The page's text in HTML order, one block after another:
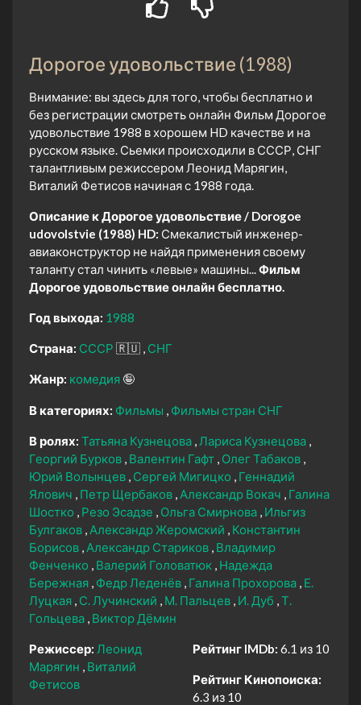
Дорогое удовольствие (1988)
Внимание: вы здесь для того, чтобы бесплатно и
без регистрации смотреть онлайн Фильм Дорогое
удовольствие 1988 в хорошем HD качестве и на
русском языке. Сьемки происходили в СССР, СНГ
талантливым режиссером Леонид Марягин,
Виталий Фетисов начиная с 1988 года.
Описание к Дорогое удовольствие / Dorogoe
udovolstvie (1988) HD: Смекалистый инженер-
авиаконструктор не найдя применения своему
таланту стал чинить «левые» машины...Фильм
Дорогое удовольствие онлайн бесплатно.
Год выхода: 1988
Страна: СССР 🇷🇺 СНГ
Жанр: комедия 🤪
В категориях: Фильмы Фильмы стран СНГ
В ролях: Татьяна Кузнецова Лариса Кузнецова
Георгий Бурков Валентин Гафт Олег Табаков
Юрий Волынцев Сергей Мигицко
Геннадий
Ялович
Петр Щербаков Александр Вокач
Галина
Шостко
Резо Эсадзе Ольга Смирнова Ильгиз
Булгаков Александр Жеромский
Константин
Борисов Александр Стариков Владимир
Фенченко
Валерий Головатюк Надежда
Бережная Федр Леденёв Галина Прохорова Е.
Луцкая С. Лучинский М. Пальцев И. Дуб Т.
Гольцева Виктор Дёмин
Режиссер: Леонид
Марягин
Виталий
Фетисов
Рейтинг IMDb: 6.1 из 10
Рейтинг Кинопоиска:
6.3 из 10